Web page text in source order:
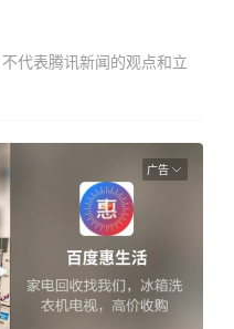
代表腾讯新闻的观点和立
广告